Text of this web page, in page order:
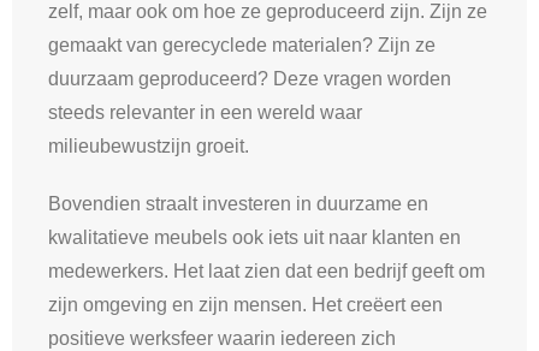
zelf, maar ook om hoe ze geproduceerd zijn. Zijn ze
gemaakt van gerecyclede materialen? Zijn ze
duurzaam geproduceerd? Deze vragen worden
steeds relevanter in een wereld waar
milieubewustzijn groeit.
Bovendien straalt investeren in duurzame en
kwalitatieve meubels ook iets uit naar klanten en
medewerkers. Het laat zien dat een bedrijf geeft om
zijn omgeving en zijn mensen. Het creëert een
positieve werksfeer waarin iedereen zich